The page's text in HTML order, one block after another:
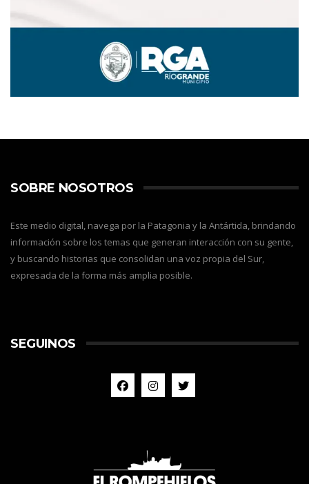
SOBRE NOSOTROS
Este medio digital, navega por la Patagonia y la Antártida, brindando
información sobre los temas que generan interacción con su gente,
y buscando historias que consolidan una voz propia del Sur,
expresada de la forma más amplia posible.
SEGUINOS